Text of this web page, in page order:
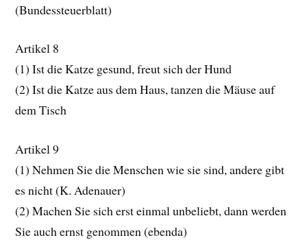
(Bundessteuerblatt)
Artikel 8
(1) Ist die Katze gesund, freut sich der Hund
(2) Ist die Katze aus dem Haus, tanzen die Mäuse auf
dem Tisch
Artikel 9
(1) Nehmen Sie die Menschen wie sie sind, andere gibt
es nicht (K. Adenauer)
(2) Machen Sie sich erst einmal unbeliebt, dann werden
Sie auch ernst genommen (ebenda)